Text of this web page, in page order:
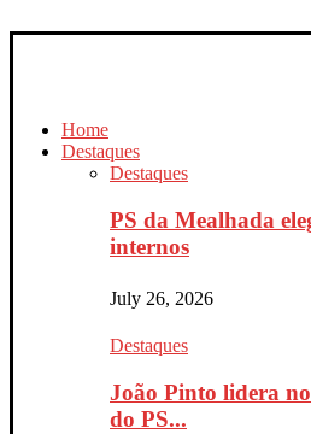
Home
Destaques
Destaques
PS da Mealhada
internos
July 26, 2026
Destaques
João Pinto lidera
do PS...